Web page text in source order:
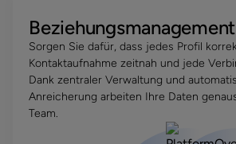
Beziehungsmanagement
Sorgen Sie dafür, dass jedes Profil
Kontaktaufnahme zeitnah und jede
Dank zentraler Verwaltung und
Anreicherung arbeiten Ihre Daten
Team.